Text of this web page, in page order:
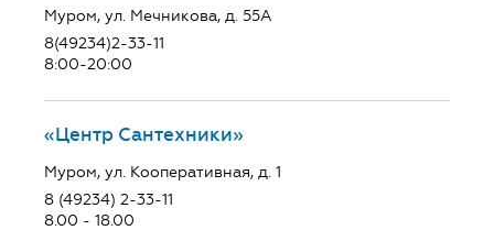
Муром, ул. Мечникова, д. 55А
8(49234)2-33-11
8:00-20:00
«Центр Сантехники»
Муром, ул. Кооперативная, д. 1
8 (49234) 2-33-11
8.00 - 18.00